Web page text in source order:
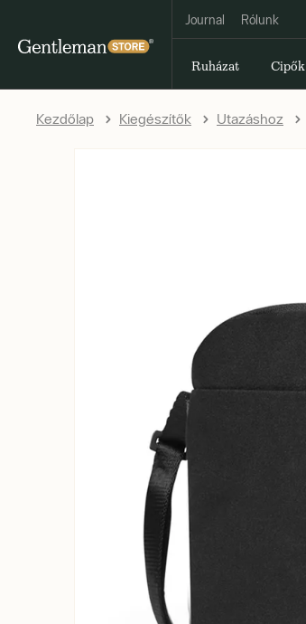
Journal Rólunk
Ruházat Cipők
Kezdőlap Kiegészítők Utazáshoz